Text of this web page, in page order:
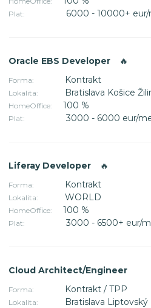
Plat: 6000 - 10000+
Oracle EBS Developer 🔥
Forma: Kontrakt
Lokalita: Bratislava Košice
HomeOffice: 100 %
Plat: 3000 - 6000 eur/
Liferay Developer 🔥
Forma: Kontrakt
Lokalita: WORLD
HomeOffice: 100 %
Plat: 3000 - 6500+ eur/
Cloud Architect/Engineer
Forma: Kontrakt / TPP
Lokalita: Bratislava Liptovský